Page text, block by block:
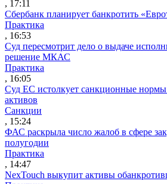
, 17:11
Сбербанк планирует банкротить
Практика
, 16:53
Суд пересмотрит дело о выдаче
решение МКАС
Практика
, 16:05
Суд ЕС истолкует санкционные нормы
активов
Санкции
, 15:24
ФАС раскрыла число жалоб в сфере
полугодии
Практика
, 14:47
NexTouch выкупит активы